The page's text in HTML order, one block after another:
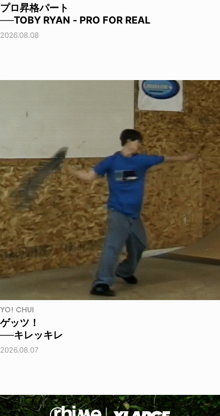
プロ昇格パート
──TOBY RYAN - PRO FOR REAL
2026.08.08
YO! CHUI
ゲッツ！
──キレッキレ
2026.08.07